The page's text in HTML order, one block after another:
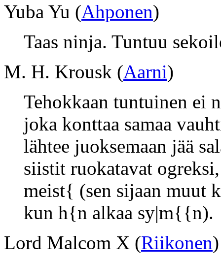
Yuba Yu (Ahponen)
Taas ninja. Tuntuu
M. H. Krousk (Aarni)
Tehokkaan tuntuinen ei
joka konttaa samaa
lähtee juoksemaan jää
siistit ruokatavat
meist{ (sen sijaan muut
kun h{n alkaa sy|m{{n).
Lord Malcom X (Riikonen)